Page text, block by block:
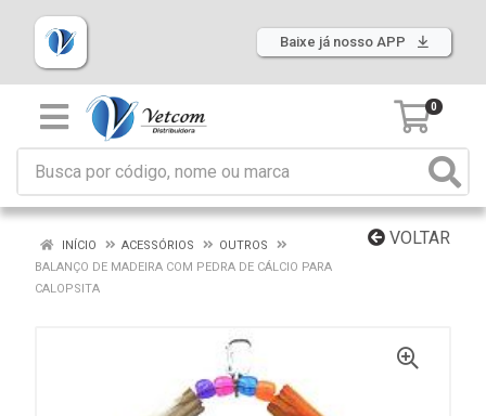
Baixe já nosso APP
0
VOLTAR
INÍCIO ACESSÓRIOS
OUTROS
BALANÇO DE MADEIRA COM PEDRA DE CÁLCIO PARA
CALOPSITA